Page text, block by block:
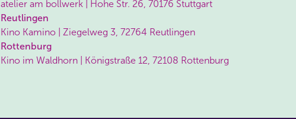
atelier am bollwerk | Hohe Str. 26, 70176 Stuttgart
Reutlingen
Kino Kamino | Ziegelweg 3, 72764 Reutlingen
Rottenburg
Kino im Waldhorn | Königstraße 12, 72108 Rottenburg